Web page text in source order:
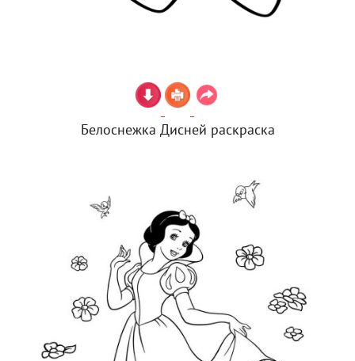
Белоснежка Дисней раскраска